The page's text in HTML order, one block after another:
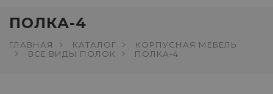
ПОЛКА-4
ГЛАВНАЯ КАТАЛОГ
КОРПУСНАЯ МЕБЕЛЬ
ВСЕ ВИДЫ ПОЛОК
ПОЛКА-4